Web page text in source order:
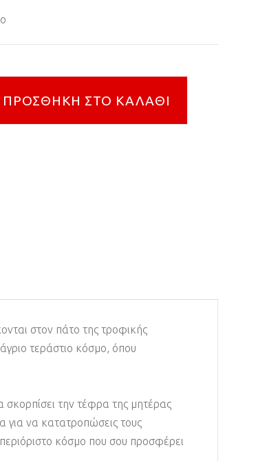
ΠΡΟΣΘΉΚΗ ΣΤΟ ΚΑΛΆΘΙ
στον πάτο της τροφικής
τεράστιο κόσμο, όπου
σκορπίσει την τέφρα της μητέρας
για να κατατροπώσεις τους
κόσμο που σου προσφέρει